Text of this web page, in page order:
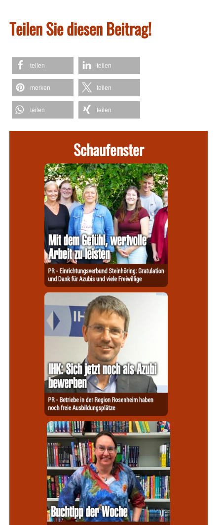
Teilen Sie diesen Beitrag!
teilen teilen
merken teilen
teilen teilen
Schaufenster